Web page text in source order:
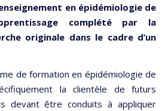
en épidémiologie de
complété par la
originale dans le cadre d’un
de formation en épidémiologie de
la clientèle de futurs
devant être conduits à appliquer